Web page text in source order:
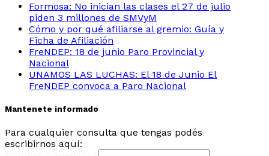
Formosa: No inician las clases el 27 de julio
piden 3 millones de SMVyM
Cómo y por qué afiliarse al gremio: Guía y
Ficha de Afiliación
FreNDEP: 18 de junio Paro Provincial y
Nacional
UNAMOS LAS LUCHAS: El 18 de Junio El
FreNDEP convoca a Paro Nacional
Mantenete informado
Para cualquier consulta que tengas podés
escribirnos aquí: